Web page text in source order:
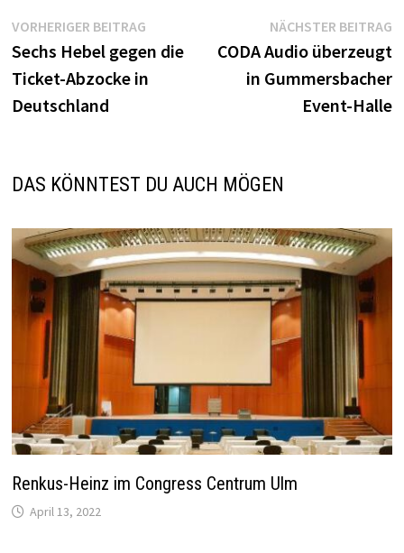
Beitragsnavigation
VORHERIGER BEITRAG
Beitrag:
Sechs Hebel gegen die
Ticket-Abzocke in
Deutschland
NÄCHSTER BEITRAG
CODA Audio überzeugt
in Gummersbacher
Event-Halle
DAS KÖNNTEST DU AUCH MÖGEN
Renkus-Heinz im Congress Centrum Ulm
April 13, 2022